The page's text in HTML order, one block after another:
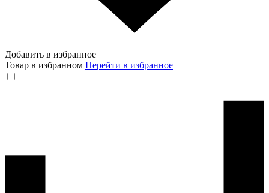
Добавить в избранное
Товар в избранном Перейти в избранное